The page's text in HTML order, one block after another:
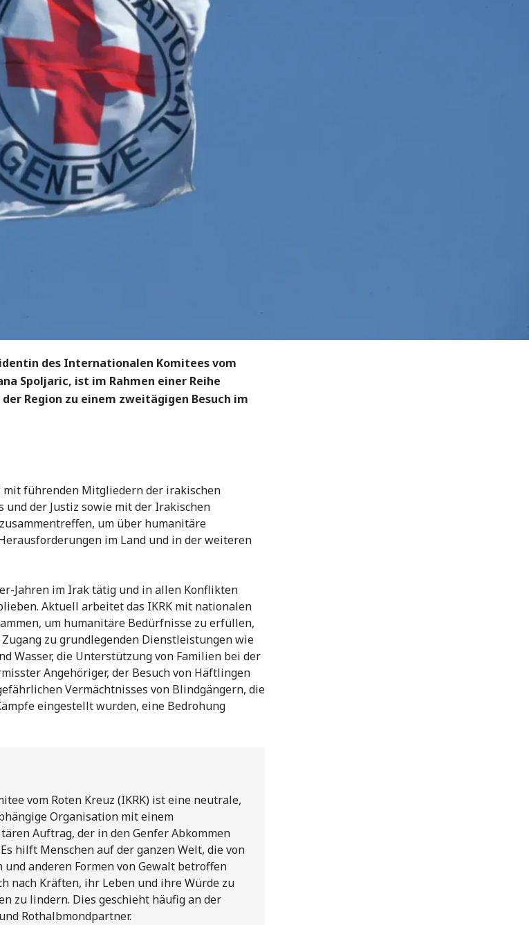
des Internationalen Komitees vom
Spoljaric, ist im Rahmen einer Reihe
Region zu einem zweitägigen Besuch im
mit führenden Mitgliedern der irakischen
und der Justiz sowie mit der Irakischen
um über humanitäre
im Land und in der weiteren
Jahren im Irak tätig und in allen Konflikten
Aktuell arbeitet das IKRK mit nationalen
um humanitäre Bedürfnisse zu erfüllen,
zu grundlegenden Dienstleistungen wie
Wasser, die Unterstützung von Familien bei der
Angehöriger, der Besuch von Häftlingen
Vermächtnisses von Blindgängern, die
eingestellt wurden, eine Bedrohung
vom Roten Kreuz (IKRK) ist eine neutrale,
Organisation mit einem
Auftrag, der in den Genfer Abkommen
hilft Menschen auf der ganzen Welt, die von
anderen Formen von Gewalt betroffen
nach Kräften, ihr Leben und ihre Würde zu
zu lindern. Dies geschieht häufig an der
Rothalbmondpartner.